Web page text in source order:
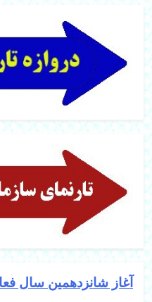
آغاز شانزدهمین سال